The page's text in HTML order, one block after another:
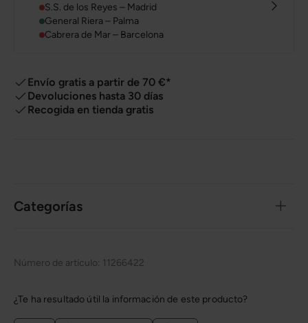
S.S. de los Reyes – Madrid
General Riera – Palma
Cabrera de Mar – Barcelona
Envío gratis a partir de 70 €*
Devoluciones hasta 30 días
Recogida en tienda gratis
Categorías
Número de artículo: 11266422
¿Te ha resultado útil la información de este producto?